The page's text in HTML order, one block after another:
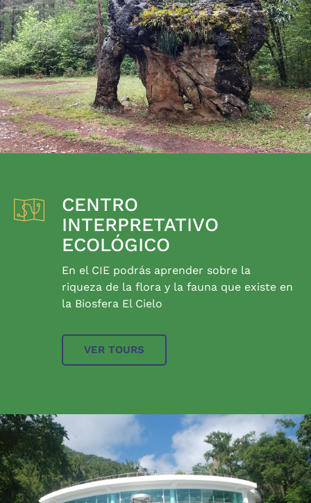
CENTRO
INTERPRETATIVO
ECOLÓGICO
En el CIE podrás aprender sobre la
riqueza de la flora y la fauna que existe en
la Biosfera El Cielo
VER TOURS